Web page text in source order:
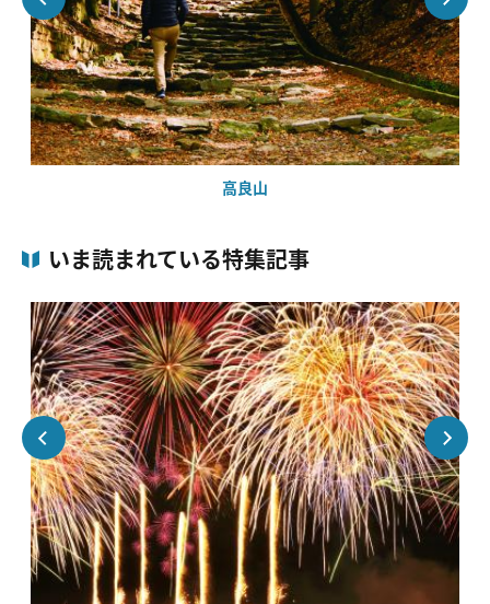
高良山
いま読まれている特集記事